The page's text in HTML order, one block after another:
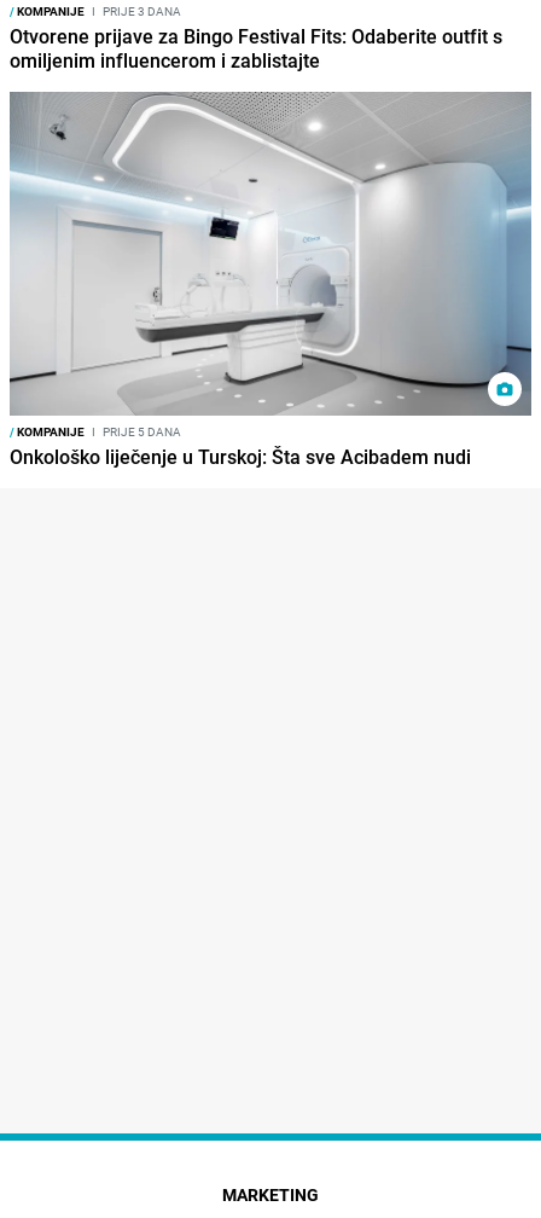
/KOMPANIJE I PRIJE 3 DANA
Otvorene prijave za Bingo Festival Fits: Odaberite outfit s
omiljenim influencerom i zablistajte
/KOMPANIJE I PRIJE 5 DANA
Onkološko liječenje u Turskoj: Šta sve Acibadem nudi
MARKETING